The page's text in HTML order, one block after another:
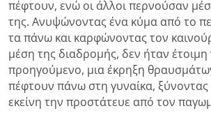
πέφτουν, ενώ οι άλλοι περνούσαν
της. Ανυψώνοντας ένα κύμα από το
τα πάνω και καρφώνοντας τον
μέση της διαδρομής, δεν ήταν
προηγούμενο, μια έκρηξη
πέφτουν πάνω στη γυναίκα, ξύνοντας
εκείνη την προστάτευε από τον